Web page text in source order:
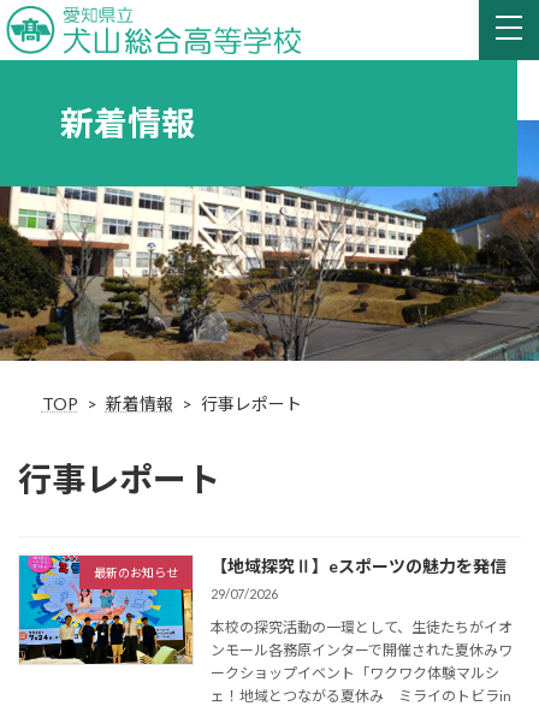
新着情報
TOP 新着情報 行事レポート
行事レポート
最新のお知らせ 【地域探究Ⅱ】eスポーツの魅力を発信
29/07/2026
本校の探究活動の一環として、生徒たちがイオ
ンモール各務原インターで開催された夏休みワ
ークショップイベント「ワクワク体験マルシ
ェ！地域とつながる夏休み ミライのトビラin